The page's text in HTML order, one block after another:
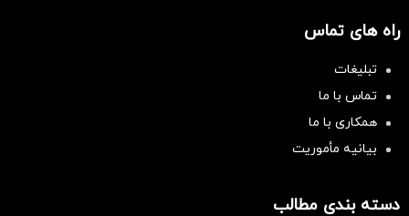
راه های تماس
تبلیغات
تماس با ما
همکاری با ما
بیانیه مأموریت
دسته بندی مطالب